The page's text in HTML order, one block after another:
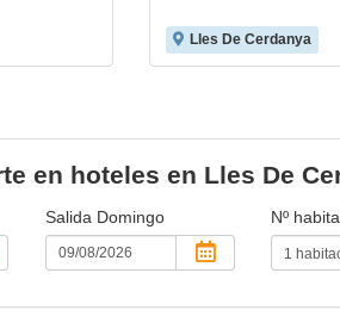
Lles De Cerdanya
en hoteles en Lles De
Salida Domingo Nº